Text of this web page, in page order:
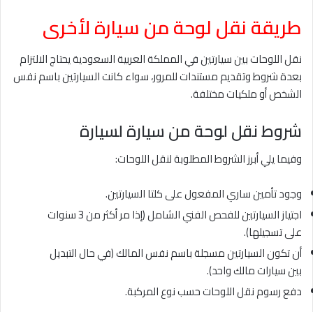
طريقة نقل لوحة من سيارة لأخرى
نقل اللوحات بين سيارتين في المملكة العربية السعودية يحتاج الالتزام
بعدة شروط وتقديم مستندات للمرور، سواء كانت السيارتين باسم نفس
الشخص أو ملكيات مختلفة.
شروط نقل لوحة من سيارة لسيارة
وفيما يلي أبرز الشروط المطلوبة لنقل اللوحات:
وجود تأمين ساري المفعول على كلتا السيارتين.
اجتياز السيارتين للفحص الفني الشامل (إذا مر أكثر من 3 سنوات
على تسجيلها).
أن تكون السيارتين مسجلة باسم نفس المالك (في حال التبديل
بين سيارات مالك واحد).
دفع رسوم نقل اللوحات حسب نوع المركبة.